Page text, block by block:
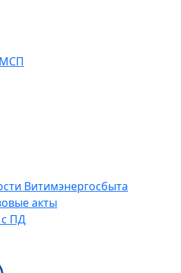
МСП
Витимэнергосбыта
акты
ПД